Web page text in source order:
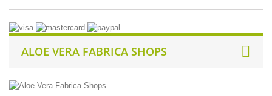
ALOE VERA FABRICA SHOPS